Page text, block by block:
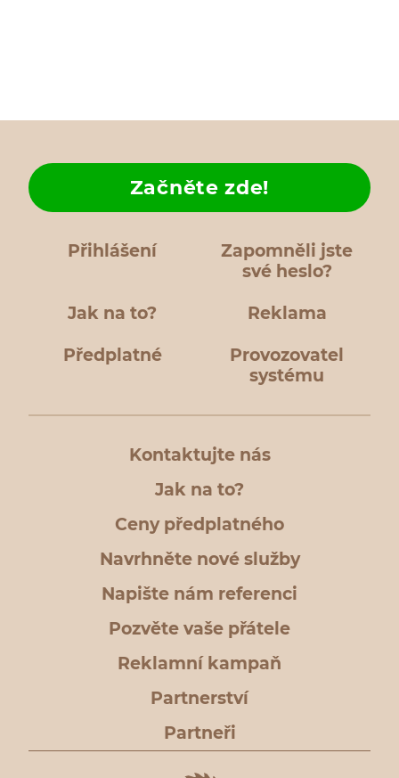
Přihlášení
Zapomněli jste
své heslo?
Jak na to?
Začněte zde!
Reklama
Předplatné
Provozovatel
systému
Kontaktujte nás
Jak na to?
Ceny předplatného
Navrhněte nové služby
Napište nám referenci
Pozvěte vaše přátele
Reklamní kampaň
Partnerství
Partneři